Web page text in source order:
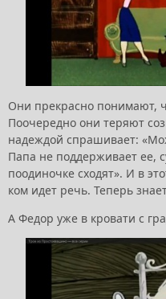
Они прекрасно понимают,
Поочередно они теряют
надеждой спрашивает:
Папа не поддерживает ее,
поодиночке сходят». И в
ком идет речь. Теперь
А Федор уже в кровати с